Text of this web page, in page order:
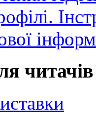
читачів